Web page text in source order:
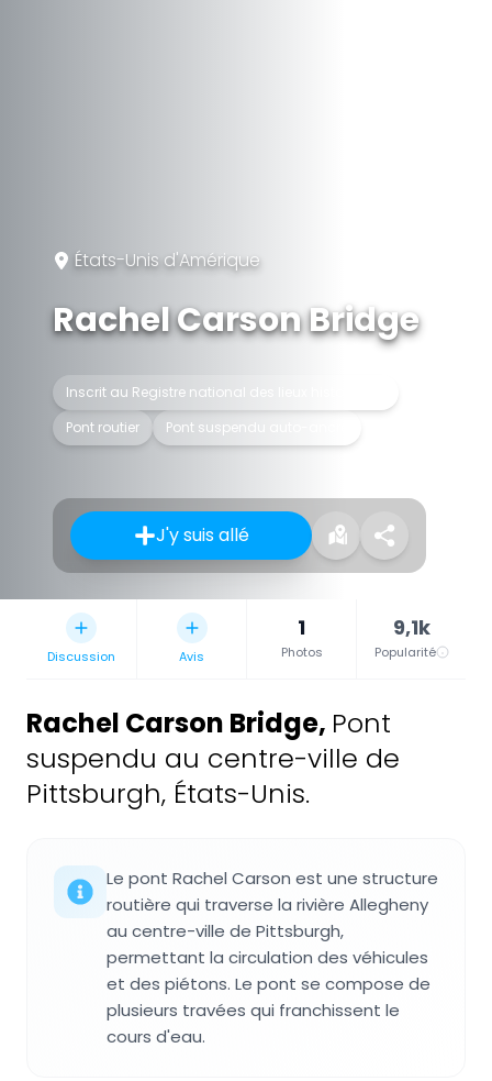
États-Unis d'Amérique
Rachel Carson Bridge
Inscrit au Registre national des lieux historiques
Pont routier
Pont suspendu auto-ancré
J'y suis allé
Discussion Avis
1
Photos
9,1k
Popularité
Rachel Carson Bridge, Pont
suspendu au centre-ville de
Pittsburgh, États-Unis.
Le pont Rachel Carson est une structure
routière qui traverse la rivière Allegheny
au centre-ville de Pittsburgh,
permettant la circulation des véhicules
et des piétons. Le pont se compose de
plusieurs travées qui franchissent le
cours d'eau.